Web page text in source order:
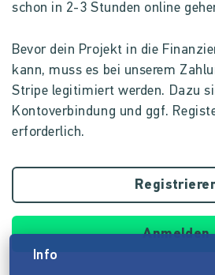
schon in 2-3 Stunden online
Bevor dein Projekt in die
kann, muss es bei unserem
Stripe legitimiert werden. Dazu
Kontoverbindung und ggf.
erforderlich.
Anmelden
Info